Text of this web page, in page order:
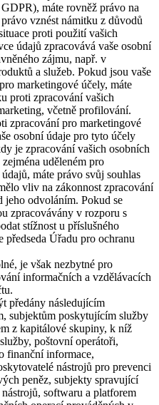
máte rovněž právo na
vznést námitku z důvodů
proti použití vašich
údajů zpracovává vaše osobní
zájmu, např. v
a služeb. Pokud jsou vaše
marketingové účely, máte
proti zpracování vašich
včetně profilování.
zpracování pro marketingové
osobní údaje pro tyto účely
je zpracování vašich osobních
uděleném pro
máte právo svůj souhlas
vliv na zákonnost zpracování
jeho odvoláním. Pokud se
zpracovávány v rozporu s
stížnost u příslušného
Úřadu pro ochranu
je však nezbytné pro
informačních a vzdělávacích
předány následujícím
subjektům poskytujícím služby
z kapitálové skupiny, k níž
poštovní operátoři,
finanční informace,
nástrojů pro prevenci
peněz, subjekty spravující
softwaru a platforem